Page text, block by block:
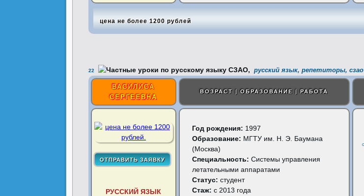
цена не более 1200 рублей
22 русский язык, репетиторы, сзао
ВАСИЛИСА
СЕРГЕЕВНА
ВОЗРАСТ | ОБРАЗОВАНИЕ | РАБОТА
РУССКИЙ ЯЗЫК
Год рождения: 1997
Образование: МГТУ им. Н. Э. Баумана
(Москва)
Специальность: Системы управления
летательными аппаратами
Статус: студент
Стаж: с 2013 года